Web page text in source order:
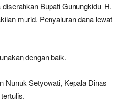
Bupati Gunungkidul H.
murid. Penyaluran dana lewat
dengan baik.
Nunuk Setyowati, Kepala Dinas